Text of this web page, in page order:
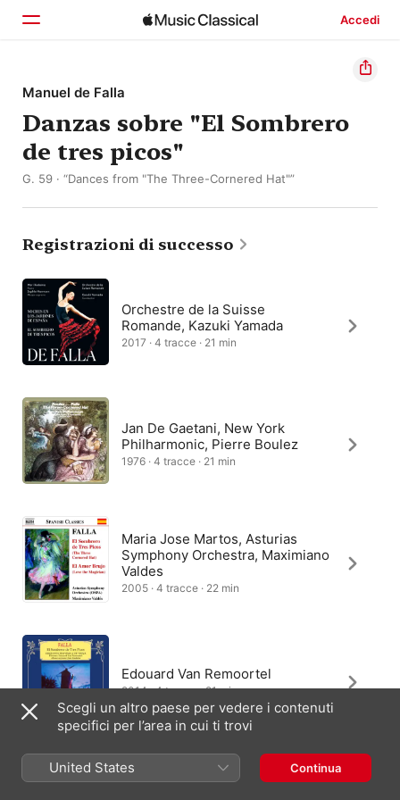
Accedi
Home
Scopri
Cerca
Manuel de Falla
Danzas sobre "El Sombrero
de tres picos"
G. 59 · “Dances from "The Three-Cornered Hat"”
Registrazioni di successo
Orchestre de la Suisse
Romande, Kazuki Yamada
2017 · 4 tracce · 21 min
Jan De Gaetani, New York
Philharmonic, Pierre Boulez
1976 · 4 tracce · 21 min
Maria Jose Martos, Asturias
Symphony Orchestra, Maximiano
Valdes
2005 · 4 tracce · 22 min
Edouard Van Remoortel
2014 · 4 tracce · 21 min
Scegli un altro paese per vedere i contenuti
specifici per l’area in cui ti trovi
United States Continua